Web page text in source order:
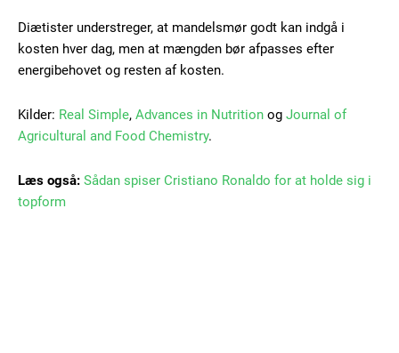
Diætister understreger, at mandelsmør godt kan indgå i
kosten hver dag, men at mængden bør afpasses efter
energibehovet og resten af kosten.
Kilder: Real Simple, Advances in Nutrition og Journal of
Agricultural and Food Chemistry.
Læs også: Sådan spiser Cristiano Ronaldo for at holde sig i
topform